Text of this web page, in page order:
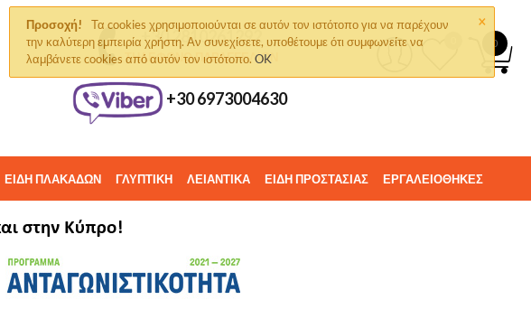
×
Προσοχή!
Τα cookies χρησιμοποιούνται σε αυτόν τον ιστότοπο για να παρέχουν
την καλύτερη εμπειρία χρήστη. Αν συνεχίσετε, υποθέτουμε ότι συμφωνείτε να
λαμβάνετε cookies από αυτόν τον ιστότοπο.OK
+30 2810261292
ΤΗΛΈΦΩΝΟ ΠΑΡΑΓΓΕΛΙΏΝ
+30 6973004630
0
ΕΙΔΗ ΠΛΑΚΑΔΩΝ ΓΛΥΠΤΙΚΗ ΛΕΙΑΝΤΙΚΑ ΕΙΔΗ ΠΡΟΣΤΑΣΙΑΣ ΕΡΓΑΛΕΙΟΘΗΚΕΣ